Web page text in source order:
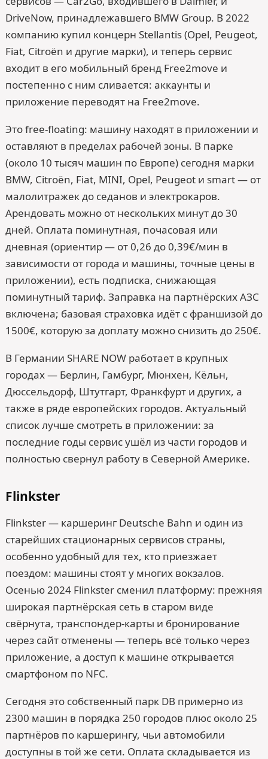
DriveNow, принадлежавшего BMW Group. В 2022
компанию купил концерн Stellantis (Opel, Peugeot,
Fiat, Citroën и другие марки), и теперь сервис
входит в его мобильный бренд Free2move и
постепенно с ним сливается: аккаунты и
приложение переводят на Free2move.
Это free-floating: машину находят в приложении и
оставляют в пределах рабочей зоны. В парке
(около 10 тысяч машин по Европе) сегодня марки
BMW, Citroën, Fiat, MINI, Opel, Peugeot и smart — от
малолитражек до седанов и электрокаров.
Арендовать можно от нескольких минут до 30
дней. Оплата поминутная, почасовая или
дневная (ориентир — от 0,26 до 0,39€/мин в
зависимости от города и машины, точные цены в
приложении), есть подписка, снижающая
поминутный тариф. Заправка на партнёрских АЗС
включена; базовая страховка идёт с франшизой до
1500€, которую за доплату можно снизить до 250€.
В Германии SHARE NOW работает в крупных
городах — Берлин, Гамбург, Мюнхен, Кёльн,
Дюссельдорф, Штутгарт, Франкфурт и других, а
также в ряде европейских городов. Актуальный
список лучше смотреть в приложении: за
последние годы сервис ушёл из части городов и
полностью свернул работу в Северной Америке.
Flinkster
Flinkster — каршеринг Deutsche Bahn и один из
старейших стационарных сервисов страны,
особенно удобный для тех, кто приезжает
поездом: машины стоят у многих вокзалов.
Осенью 2024 Flinkster сменил платформу: прежняя
широкая партнёрская сеть в старом виде
свёрнута, транспондер-карты и бронирование
через сайт отменены — теперь всё только через
приложение, а доступ к машине открывается
смартфоном по NFC.
Сегодня это собственный парк DB примерно из
2300 машин в порядка 250 городов плюс около 25
партнёров по каршерингу, чьи автомобили
доступны в той же сети. Оплата складывается из